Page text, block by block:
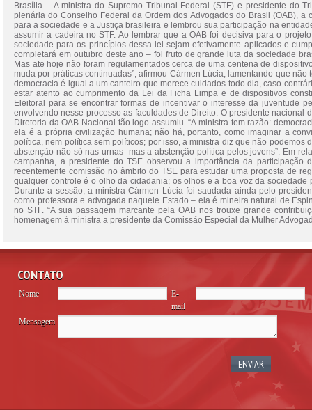
Brasília – A ministra do Supremo Tribunal Federal (STF) e presidente do
plenária do Conselho Federal da Ordem dos Advogados do Brasil (OAB),
para a sociedade e a Justiça brasileira e lembrou sua participação na
assumir a cadeira no STF. Ao lembrar que a OAB foi decisiva para o
sociedade para os princípios dessa lei sejam efetivamente aplicados e
completará em outubro deste ano – foi fruto de grande luta da sociedade
Mas ate hoje não foram regulamentados cerca de uma centena de
muda por práticas continuadas”, afirmou Cármen Lúcia, lamentando que
democracia é igual a um canteiro que merece cuidados todo dia, caso
estar atento ao cumprimento da Lei da Ficha Limpa e de dispositivos
Eleitoral para se encontrar formas de incentivar o interesse da juventude
envolvendo nesse processo as faculdades de Direito. O presidente
Diretoria da OAB Nacional tão logo assumiu. “A ministra tem razão:
ela é a própria civilização humana; não há, portanto, como imaginar a
política, nem política sem políticos; por isso, a ministra diz que não
abstenção não só nas urnas mas a abstenção política pelos jovens”. Em
campanha, a presidente do TSE observou a importância da
recentemente comissão no âmbito do TSE para estudar uma proposta de
qualquer controle é o olho da cidadania; os olhos e a boa voz da
Durante a sessão, a ministra Cármen Lúcia foi saudada ainda pelo
como professora e advogada naquele Estado – ela é mineira natural de
no STF. “A sua passagem marcante pela OAB nos trouxe grande
homenagem à ministra a presidente da Comissão Especial da Mulher
CONTATO
Nome
E-
mail
Mensagem